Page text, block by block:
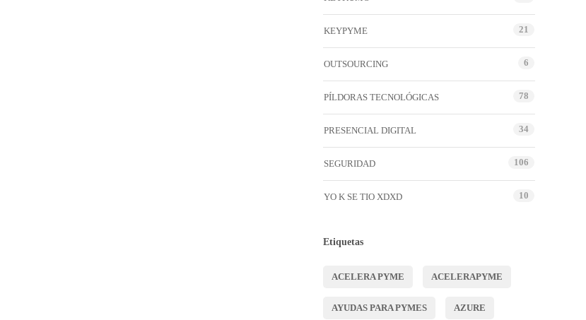
KEYPYME 21
OUTSOURCING 6
PÍLDORAS TECNOLÓGICAS 78
PRESENCIAL DIGITAL 34
SEGURIDAD 106
YO K SE TIO XDXD 10
Etiquetas
ACELERA PYME ACELERAPYME
AYUDAS PARA PYMES AZURE